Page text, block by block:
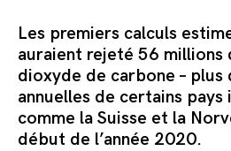
Les premiers calculs
auraient rejeté 56 millions
dioxyde de carbone – plus
annuelles de certains
comme la Suisse et la
début de l’année 2020.